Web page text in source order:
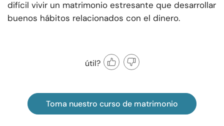
difícil vivir un matrimonio estresante que desarrollar
buenos hábitos relacionados con el dinero.
útil?
Toma nuestro curso de matrimonio